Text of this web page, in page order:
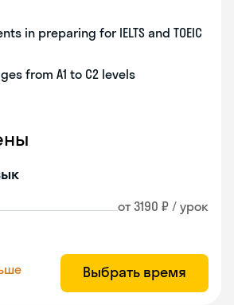
in preparing for IELTS and TOEIC
from A1 to C2 levels
от 3190 ₽ / урок
Выбрать время